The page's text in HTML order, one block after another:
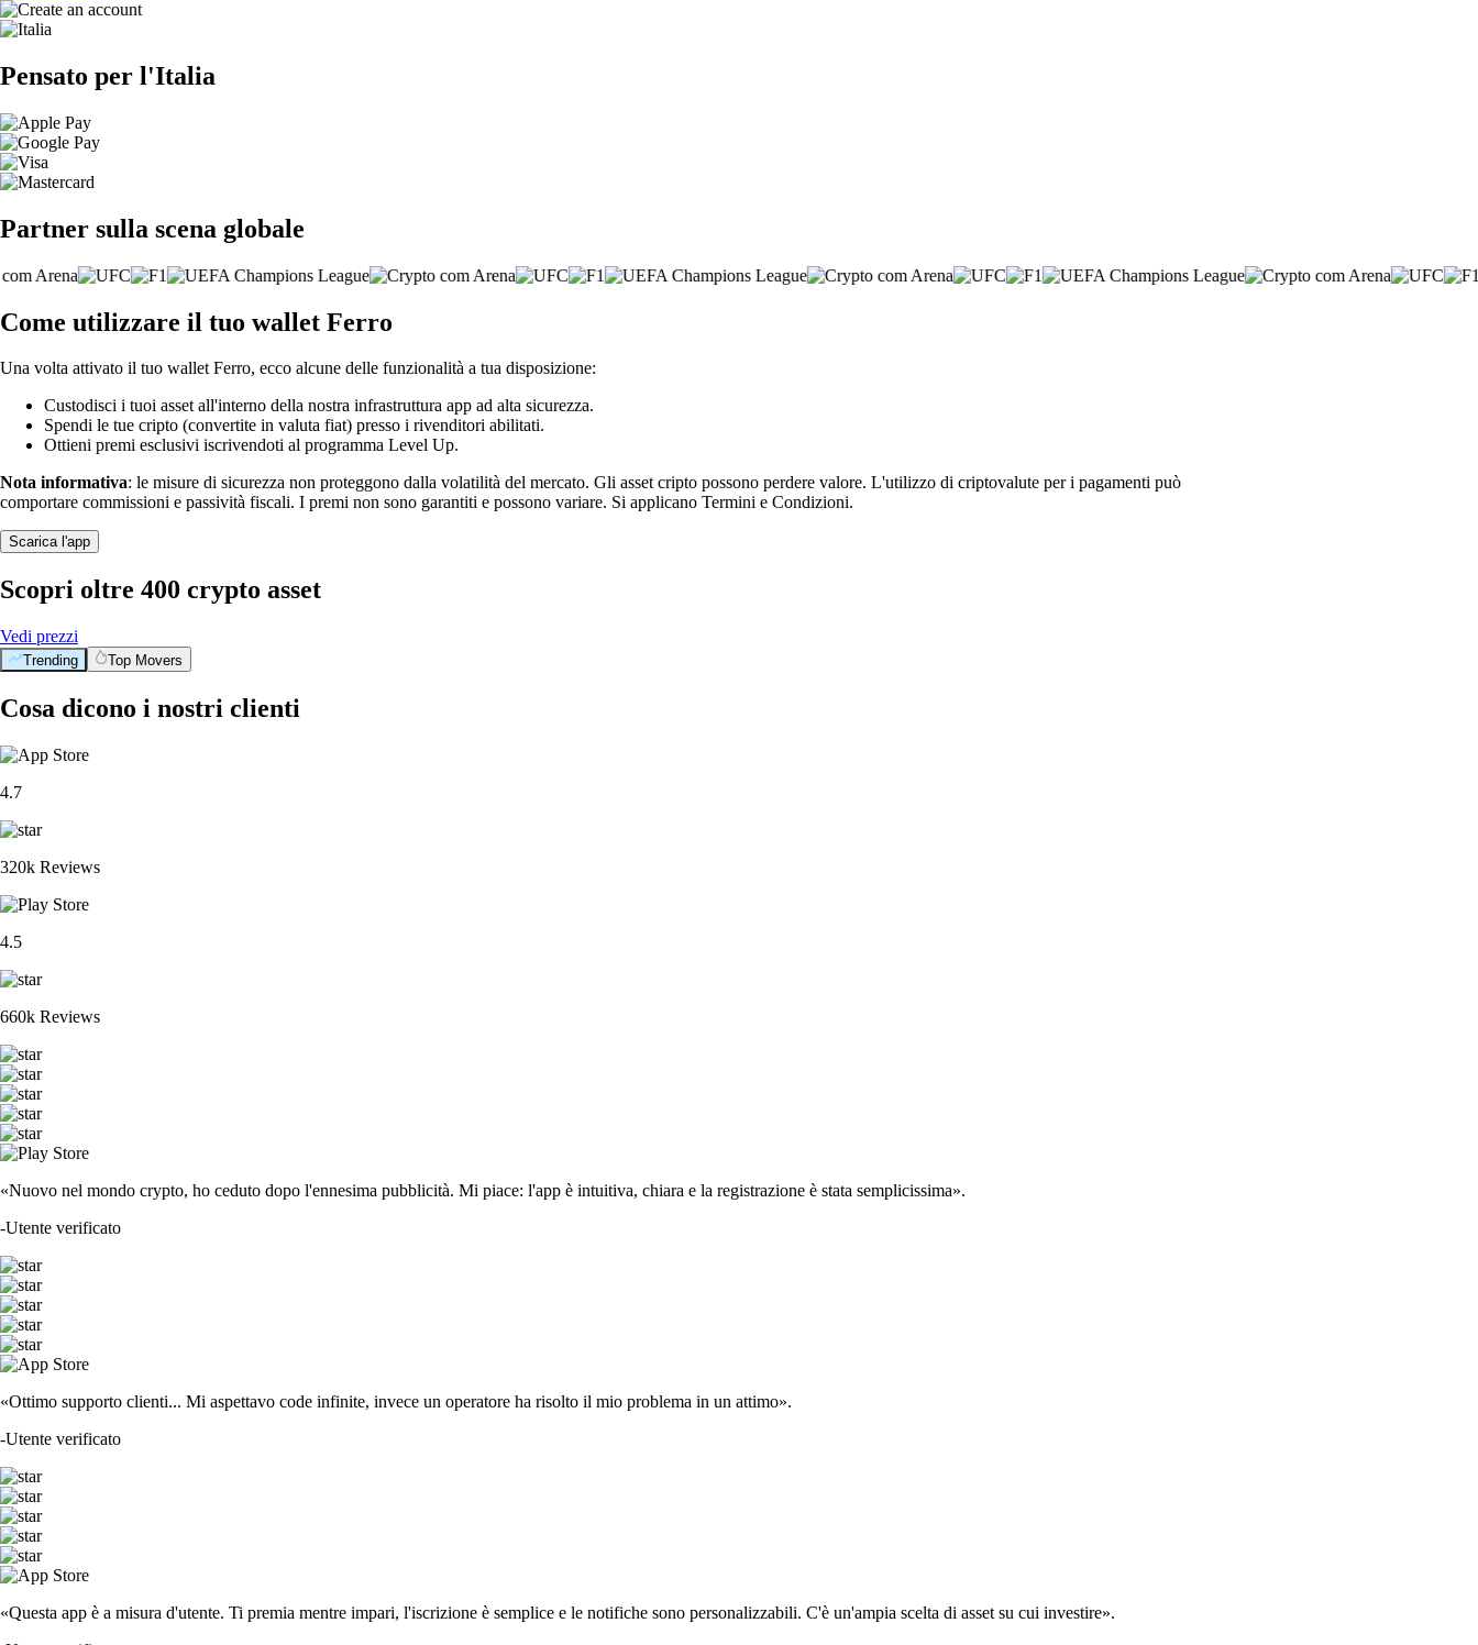
Pensato per l'Italia
Partner sulla scena globale
Come utilizzare il tuo wallet Ferro
Una volta attivato il tuo wallet Ferro, ecco alcune delle funzionalità a tua disposizione:
Custodisci i tuoi asset all'interno della nostra infrastruttura app ad alta sicurezza.
Spendi le tue cripto (convertite in valuta fiat) presso i rivenditori abilitati.
Ottieni premi esclusivi iscrivendoti al programma Level Up.
Nota informativa: le misure di sicurezza non proteggono dalla volatilità del mercato. Gli asset cripto possono perdere valore. L'utilizzo di criptovalute per i pagamenti può
comportare commissioni e passività fiscali. I premi non sono garantiti e possono variare. Si applicano Termini e Condizioni.
Scarica l'app
Scopri oltre 400 crypto asset
Vedi prezzi
Trending Top Movers
Cosa dicono i nostri clienti
4.7
320k Reviews
4.5
660k Reviews
«Nuovo nel mondo crypto, ho ceduto dopo l'ennesima pubblicità. Mi piace: l'app è intuitiva, chiara e la registrazione è stata semplicissima».
-Utente verificato
«Ottimo supporto clienti... Mi aspettavo code infinite, invece un operatore ha risolto il mio problema in un attimo».
-Utente verificato
«Questa app è a misura d'utente. Ti premia mentre impari, l'iscrizione è semplice e le notifiche sono personalizzabili. C'è un'ampia scelta di asset su cui investire».